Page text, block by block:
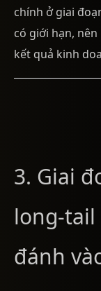
chính ở giai
có giới hạn,
kết quả kinh
3. Giai
long-tail
đánh